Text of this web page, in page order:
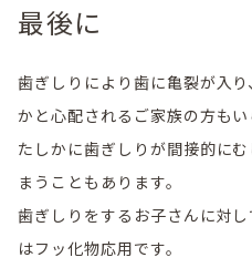
最後に
歯ぎしりにより歯に亀裂が入
かと心配されるご家族の方もい
たしかに歯ぎしりが間接的に
まうこともあります。
歯ぎしりをするお子さんに対
はフッ化物応用です。